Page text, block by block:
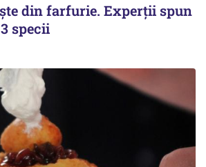
din farfurie. Experții spun
specii